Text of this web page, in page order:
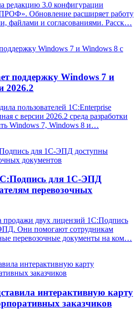
редакцию 3.0 конфигурации
Обновление расширяет работу
файлами и согласованиями. Расск…
поддержку Windows 7 и
2026.2
пользователей 1C:Enterprise
с версии 2026.2 среда разработки
Windows 7, Windows 8 и…
для 1С-ЭПД
перевозочных
продажи двух лицензий 1С:Подпись
Они помогают сотрудникам
перевозочные документы на ком…
интерактивную карту
заказчиков